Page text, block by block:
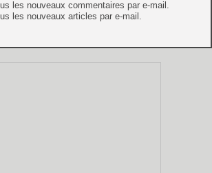
les nouveaux commentaires par e-mail.
les nouveaux articles par e-mail.